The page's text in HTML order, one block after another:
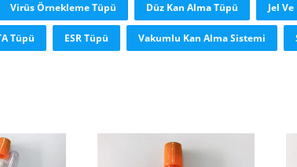
Virüs Örnekleme Tüpü Düz Kan Alma Tüpü Jel
Tüpü ESR Tüpü Vakumlu Kan Alma Sistemi